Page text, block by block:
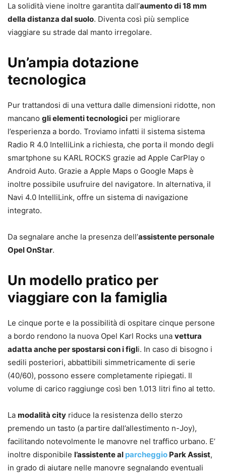
La solidità viene inoltre garantita dall’aumento di 18 mm
della distanza dal suolo. Diventa così più semplice
viaggiare su strade dal manto irregolare.
Un’ampia dotazione
tecnologica
Pur trattandosi di una vettura dalle dimensioni ridotte, non
mancano gli elementi tecnologici per migliorare
l’esperienza a bordo. Troviamo infatti il sistema sistema
Radio R 4.0 IntelliLink a richiesta, che porta il mondo degli
smartphone su KARL ROCKS grazie ad Apple CarPlay o
Android Auto. Grazie a Apple Maps o Google Maps è
inoltre possibile usufruire del navigatore. In alternativa, il
Navi 4.0 IntelliLink, offre un sistema di navigazione
integrato.
Da segnalare anche la presenza dell’assistente personale
Opel OnStar.
Un modello pratico per
viaggiare con la famiglia
Le cinque porte e la possibilità di ospitare cinque persone
a bordo rendono la nuova Opel Karl Rocks una vettura
adatta anche per spostarsi con i figli. In caso di bisogno i
sedili posteriori, abbattibili simmetricamente di serie
(40/60), possono essere completamente ripiegati. Il
volume di carico raggiunge così ben 1.013 litri fino al tetto.
La modalità city riduce la resistenza dello sterzo
premendo un tasto (a partire dall’allestimento n-Joy),
facilitando notevolmente le manovre nel traffico urbano. E’
inoltre disponibile l’assistente al parcheggio Park Assist,
in grado di aiutare nelle manovre segnalando eventuali